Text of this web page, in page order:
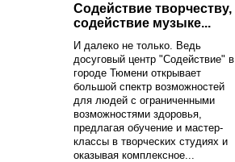
Содействие творчеству,
содействие музыке...
И далеко не только. Ведь
досуговый центр "Содействие" в
городе Тюмени открывает
большой спектр возможностей
для людей с ограниченными
возможностями здоровья,
предлагая обучение и мастер-
классы в творческих студиях и
оказывая комплексное...